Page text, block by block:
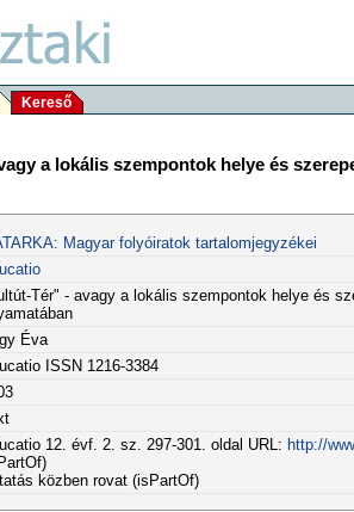
Kereső
a lokális szempontok helye és
Magyar folyóiratok tartalomjegyzékei
Tér" - avagy a lokális szempontok helye és
Éva
ISSN 1216-3384
12. évf. 2. sz. 297-301. oldal URL: http://
közben rovat (isPartOf)